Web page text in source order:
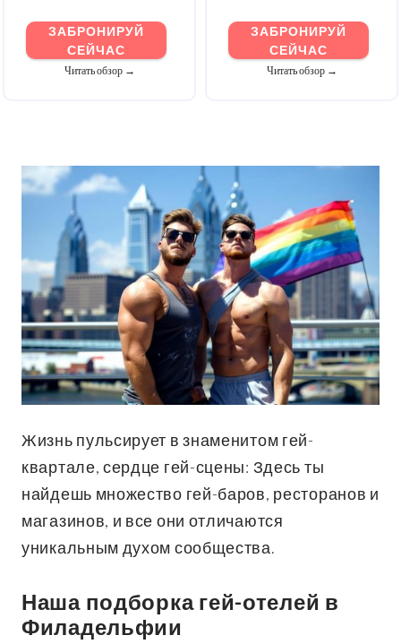
ЗАБРОНИРУЙ
СЕЙЧАС
Читать обзор →
ЗАБРОНИРУЙ
СЕЙЧАС
Читать обзор →
Жизнь пульсирует в знаменитом гей-
квартале, сердце гей-сцены: Здесь ты
найдешь множество гей-баров, ресторанов и
магазинов, и все они отличаются
уникальным духом сообщества.
Наша подборка гей-отелей в
Филадельфии